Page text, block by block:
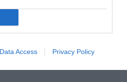
Data Access Privacy Policy
σχόλιο